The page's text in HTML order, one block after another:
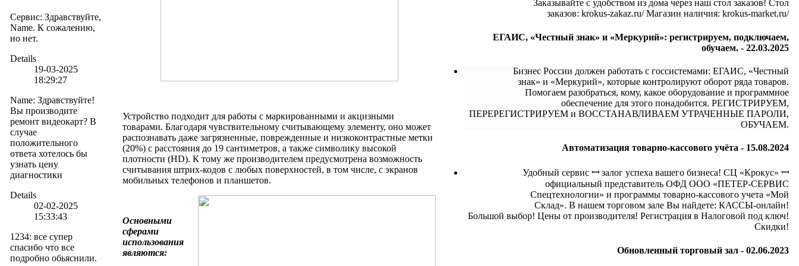
Сервис: Здравствуйте,
Name. К сожалению,
но нет.
Details
19-03-2025
18:29:27
Name: Здравствуйте!
Вы производите
ремонт видеокарт? В
случае
положительного
ответа хотелось бы
узнать цену
диагностики
Details
02-02-2025
15:33:43
1234: все супер
спасибо что все
подробно обьяснили.
Устройство подходит для работы с маркированными и акцизными
товарами. Благодаря чувствительному считывающему элементу, оно может
распознавать даже загрязненные, поврежденные и низкоконтрастные метки
(20%) с расстояния до 19 сантиметров, а также символику высокой
плотности (HD). К тому же производителем предусмотрена возможность
считывания штрих-кодов с любых поверхностей, в том числе, с экранов
мобильных телефонов и планшетов.
Основными
сферами
использования
являются:
Заказывайте с удобством из дома через наш стол заказов! Стол
заказов: krokus-zakaz.ru/ Магазин наличия: krokus-market.ru/
ЕГАИС, «Честный знак» и «Меркурий»: регистрируем, подключаем,
обучаем. - 22.03.2025
Бизнес России должен работать с госсистемами: ЕГАИС, «Честный
знак» и «Меркурий», которые контролируют оборот ряда товаров.
Помогаем разобраться, кому, какое оборудование и программное
обеспечение для этого понадобится. РЕГИСТРИРУЕМ,
ПЕРЕРЕГИСТРИРУЕМ и ВОССТАНАВЛИВАЕМ УТРАЧЕННЫЕ ПАРОЛИ,
ОБУЧАЕМ.
Автоматизация товарно-кассового учёта - 15.08.2024
Удобный сервис ꟷ залог успеха вашего бизнеса! СЦ «Крокус» ꟷ
официальный представитель ОФД ООО «ПЕТЕР-СЕРВИС
Спецтехнологии» и программы товарно-кассового учета «Мой
Склад». В нашем торговом зале Вы найдете: КАССЫ-онлайн!
Большой выбор! Цены от производителя! Регистрация в Налоговой под ключ!
Скидки!
Обновленный торговый зал - 02.06.2023